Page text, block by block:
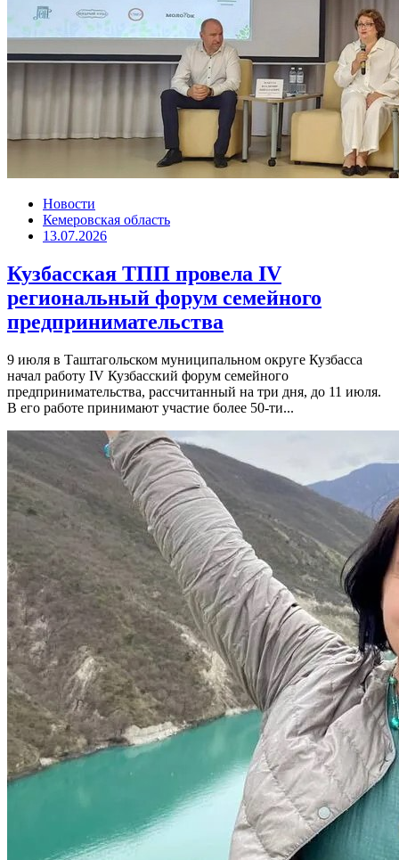
Новости
Кемеровская область
13.07.2026
Кузбасская ТПП провела IV
региональный форум семейного
предпринимательства
9 июля в Таштагольском муниципальном округе Кузбасса
начал работу IV Кузбасский форум семейного
предпринимательства, рассчитанный на три дня, до 11 июля.
В его работе принимают участие более 50-ти...